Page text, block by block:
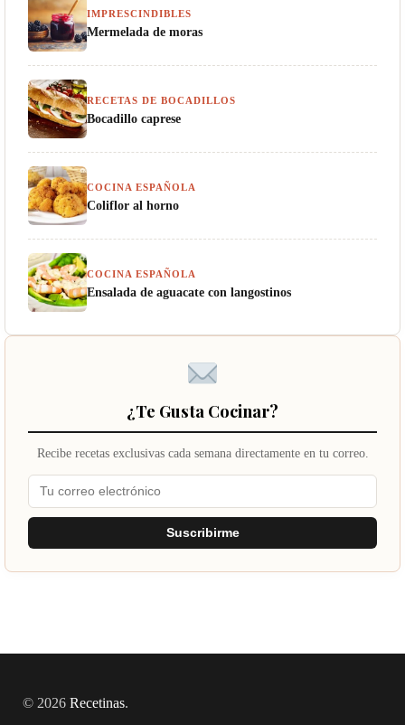
IMPRESCINDIBLES
Mermelada de moras
RECETAS DE BOCADILLOS
Bocadillo caprese
COCINA ESPAÑOLA
Coliflor al horno
COCINA ESPAÑOLA
Ensalada de aguacate con langostinos
¿Te Gusta Cocinar?
Recibe recetas exclusivas cada semana directamente en tu correo.
Suscribirme
© 2026 Recetinas.